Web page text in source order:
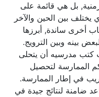
بل هي قائمة على
بين الحين والآخر
ساندة, أبرزها
بينه وبين الترويج.
مدرسيه أن يتحلى
الممارسة لتحصيل
في إطار الممارسة.
نصائح تستند إلى 6 قواعد ضامنة لنتائج جيدة في